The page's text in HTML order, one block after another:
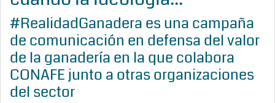
#RealidadGanadera es una campaña
de comunicación en defensa del valor
de la ganadería en la que colabora
CONAFE junto a otras organizaciones
del sector